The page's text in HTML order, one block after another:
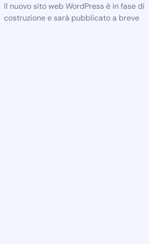
Il nuovo sito web WordPress è in fase di
costruzione e sarà pubblicato a breve